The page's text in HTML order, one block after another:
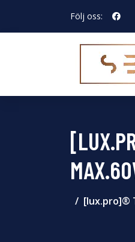
Följ oss:
[lux.pro]®